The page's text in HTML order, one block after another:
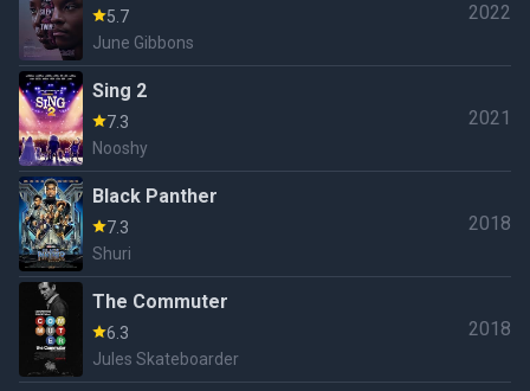
5.7
June Gibbons
2022
Sing 2
7.3
Nooshy
2021
Black Panther
7.3
Shuri
2018
The Commuter
6.3
Jules Skateboarder
2018